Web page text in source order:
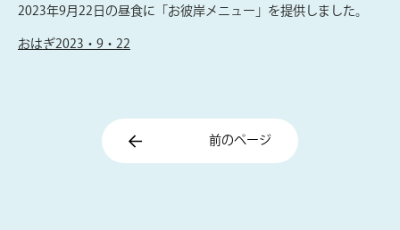
2023年9月22日の昼食に「お彼岸メニュー」を提供しました。
おはぎ2023・9・22
前のページ